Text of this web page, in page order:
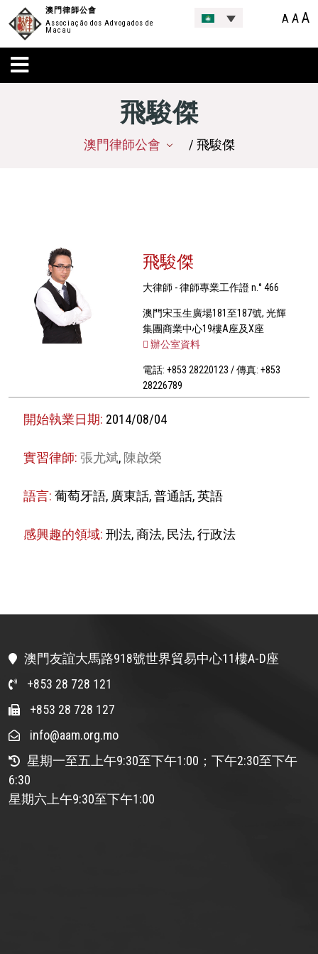
澳門律師公會
Associação dos Advogados de
Macau
A AA
飛駿傑
澳門律師公會 / 飛駿傑
飛駿傑
大律師 - 律師專業工作證 n.° 466
澳門宋玉生廣場181至187號, 光輝
集團商業中心19樓A座及X座
辦公室資料
電話: +853 28220123 / 傳真: +853
28226789
開始執業日期: 2014/08/04
實習律師:張尤斌, 陳啟榮
語言:葡萄牙語, 廣東話, 普通話, 英語
感興趣的領域:刑法, 商法, 民法, 行政法
澳門友誼大馬路918號世界貿易中心11樓A-D座
+853 28 728 121
+853 28 728 127
info@aam.org.mo
星期一至五上午9:30至下午1:00；下午2:30至下午
6:30
星期六上午9:30至下午1:00